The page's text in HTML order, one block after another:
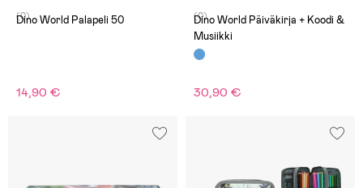
(0)
Dino World Palapeli 50
14,90 €
(0)
Dino World Päiväkirja + Koodi &
Musiikki
30,90 €